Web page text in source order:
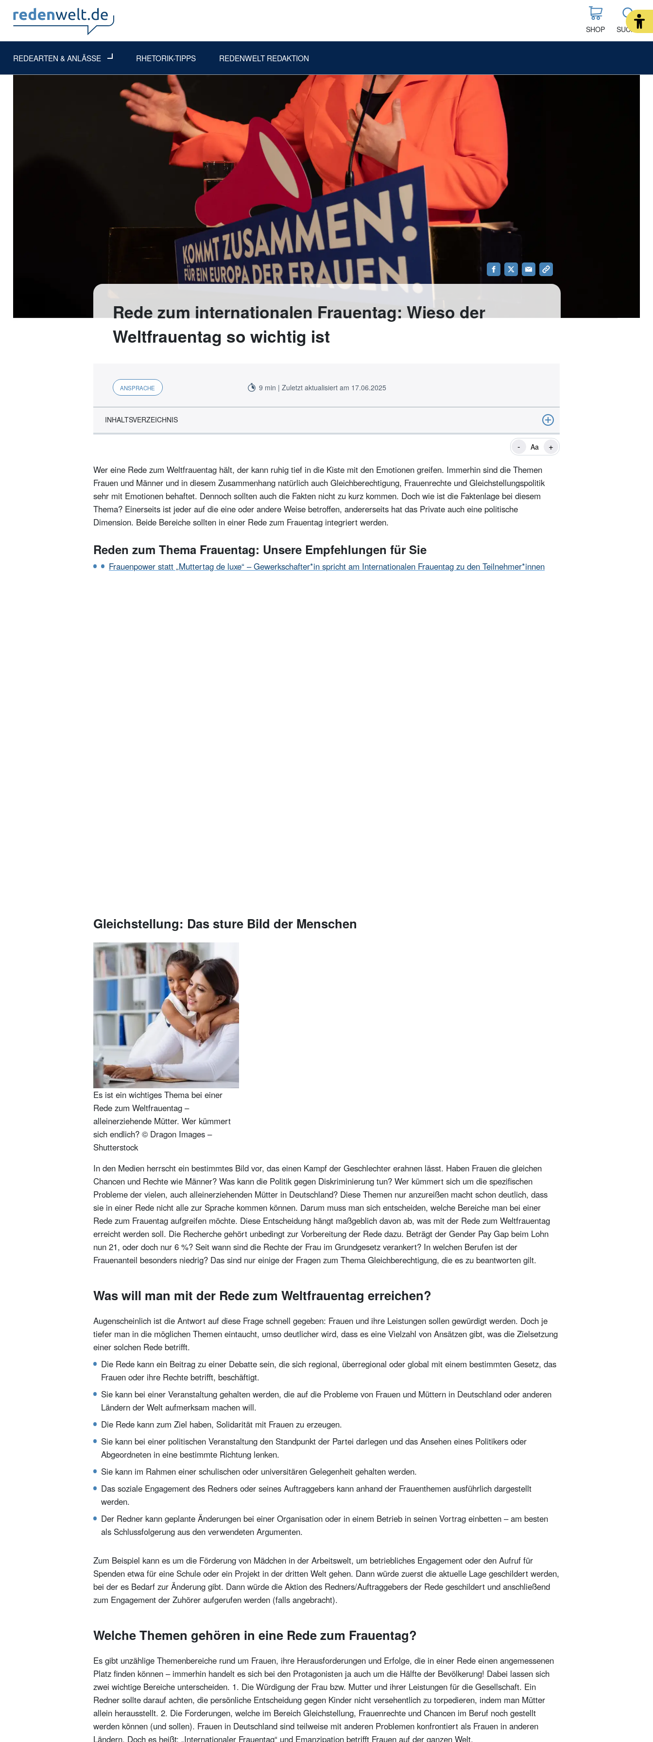
SHOP SUCHE
REDEARTEN & ANLÄSSE RHETORIK-TIPPS REDENWELT REDAKTION
Rede zum internationalen Frauentag: Wieso der
Weltfrauentag so wichtig ist
ANSPRACHE 9 min | Zuletzt aktualisiert am 17.06.2025
INHALTSVERZEICHNIS
Welche Themen gehören in eine Rede zum Frauentag?
Was ist der Weltfrauentag?
Welche Regeln sollte man beim Halten einer Rede zum Frauentag beachten?
Wer soll die Rede zum Frauentag halten?
Was unterscheidet eine Rede zum Weltfrauentag von allen anderen Reden?
- Aa
+
Wer eine Rede zum Weltfrauentag hält, der kann ruhig tief in die Kiste mit den Emotionen greifen. Immerhin sind die Themen
Frauen und Männer und in diesem Zusammenhang natürlich auch Gleichberechtigung, Frauenrechte und Gleichstellungspolitik
sehr mit Emotionen behaftet. Dennoch sollten auch die Fakten nicht zu kurz kommen. Doch wie ist die Faktenlage bei diesem
Thema? Einerseits ist jeder auf die eine oder andere Weise betroffen, andererseits hat das Private auch eine politische
Dimension. Beide Bereiche sollten in einer Rede zum Frauentag integriert werden.
Reden zum Thema Frauentag: Unsere Empfehlungen für Sie
Frauenpower statt „Muttertag de luxe“ – Gewerkschafter*in spricht am Internationalen Frauentag zu den Teilnehmer*innen
Gleichstellung: Das sture Bild der Menschen
Es ist ein wichtiges Thema bei einer
Rede zum Weltfrauentag –
alleinerziehende Mütter. Wer kümmert
sich endlich? © Dragon Images –
Shutterstock
In den Medien herrscht ein bestimmtes Bild vor, das einen Kampf der Geschlechter erahnen lässt. Haben Frauen die gleichen
Chancen und Rechte wie Männer? Was kann die Politik gegen Diskriminierung tun? Wer kümmert sich um die spezifischen
Probleme der vielen, auch alleinerziehenden Mütter in Deutschland? Diese Themen nur anzureißen macht schon deutlich, dass
sie in einer Rede nicht alle zur Sprache kommen können. Darum muss man sich entscheiden, welche Bereiche man bei einer
Rede zum Frauentag aufgreifen möchte. Diese Entscheidung hängt maßgeblich davon ab, was mit der Rede zum Weltfrauentag
erreicht werden soll. Die Recherche gehört unbedingt zur Vorbereitung der Rede dazu. Beträgt der Gender Pay Gap beim Lohn
nun 21, oder doch nur 6 %? Seit wann sind die Rechte der Frau im Grundgesetz verankert? In welchen Berufen ist der
Frauenanteil besonders niedrig? Das sind nur einige der Fragen zum Thema Gleichberechtigung, die es zu beantworten gilt.
Was will man mit der Rede zum Weltfrauentag erreichen?
Augenscheinlich ist die Antwort auf diese Frage schnell gegeben: Frauen und ihre Leistungen sollen gewürdigt werden. Doch je
tiefer man in die möglichen Themen eintaucht, umso deutlicher wird, dass es eine Vielzahl von Ansätzen gibt, was die Zielsetzung
einer solchen Rede betrifft.
Die Rede kann ein Beitrag zu einer Debatte sein, die sich regional, überregional oder global mit einem bestimmten Gesetz, das
Frauen oder ihre Rechte betrifft, beschäftigt.
Sie kann bei einer Veranstaltung gehalten werden, die auf die Probleme von Frauen und Müttern in Deutschland oder anderen
Ländern der Welt aufmerksam machen will.
Die Rede kann zum Ziel haben, Solidarität mit Frauen zu erzeugen.
Sie kann bei einer politischen Veranstaltung den Standpunkt der Partei darlegen und das Ansehen eines Politikers oder
Abgeordneten in eine bestimmte Richtung lenken.
Sie kann im Rahmen einer schulischen oder universitären Gelegenheit gehalten werden.
Das soziale Engagement des Redners oder seines Auftraggebers kann anhand der Frauenthemen ausführlich dargestellt
werden.
Der Redner kann geplante Änderungen bei einer Organisation oder in einem Betrieb in seinen Vortrag einbetten – am besten
als Schlussfolgerung aus den verwendeten Argumenten.
Zum Beispiel kann es um die Förderung von Mädchen in der Arbeitswelt, um betriebliches Engagement oder den Aufruf für
Spenden etwa für eine Schule oder ein Projekt in der dritten Welt gehen. Dann würde zuerst die aktuelle Lage geschildert werden,
bei der es Bedarf zur Änderung gibt. Dann würde die Aktion des Redners/Auftraggebers der Rede geschildert und anschließend
zum Engagement der Zuhörer aufgerufen werden (falls angebracht).
Welche Themen gehören in eine Rede zum Frauentag?
Es gibt unzählige Themenbereiche rund um Frauen, ihre Herausforderungen und Erfolge, die in einer Rede einen angemessenen
Platz finden können – immerhin handelt es sich bei den Protagonisten ja auch um die Hälfte der Bevölkerung! Dabei lassen sich
zwei wichtige Bereiche unterscheiden. 1. Die Würdigung der Frau bzw. Mutter und ihrer Leistungen für die Gesellschaft. Ein
Redner sollte darauf achten, die persönliche Entscheidung gegen Kinder nicht versehentlich zu torpedieren, indem man Mütter
allein herausstellt. 2. Die Forderungen, welche im Bereich Gleichstellung, Frauenrechte und Chancen im Beruf noch gestellt
werden können (und sollen). Frauen in Deutschland sind teilweise mit anderen Problemen konfrontiert als Frauen in anderen
Ländern. Doch es heißt: „Internationaler Frauentag“ und Emanzipation betrifft Frauen auf der ganzen Welt.